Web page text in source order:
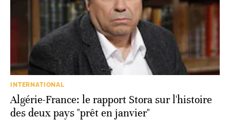
INTERNATIONAL
Algérie-France: le rapport Stora sur l'histoire
des deux pays "prêt en janvier"